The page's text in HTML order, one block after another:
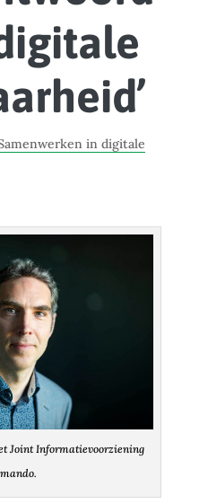
in digitale
Joint Informatievoorziening